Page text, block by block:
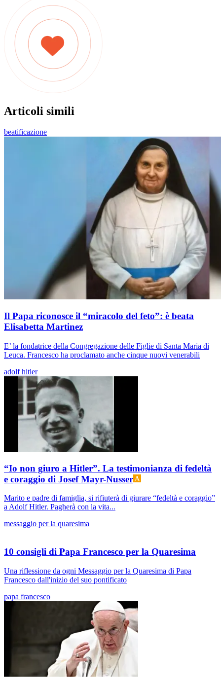
Articoli simili
beatificazione
Il Papa riconosce il “miracolo del feto”: è beata
Elisabetta Martinez
E’ la fondatrice della Congregazione delle Figlie di Santa Maria di
Leuca. Francesco ha proclamato anche cinque nuovi venerabili
adolf hitler
“Io non giuro a Hitler”. La testimonianza di fedeltà
e coraggio di Josef Mayr-Nusser
Marito e padre di famiglia, si rifiuterà di giurare “fedeltà e coraggio”
a Adolf Hitler. Pagherà con la vita...
messaggio per la quaresima
10 consigli di Papa Francesco per la Quaresima
Una riflessione da ogni Messaggio per la Quaresima di Papa
Francesco dall'inizio del suo pontificato
papa francesco